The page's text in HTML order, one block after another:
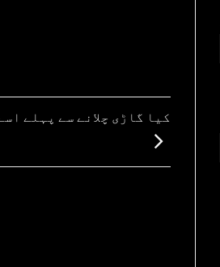
کیا گاڑی چلانے سے پہلے